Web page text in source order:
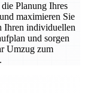
Planung Ihres
maximieren Sie
Ihren individuellen
und sorgen
Umzug zum